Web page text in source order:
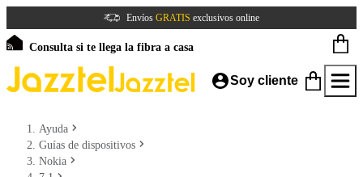
Envíos GRATIS exclusivos online
Consulta si te llega la fibra a casa
Soy cliente
Ayuda
Guías de dispositivos
Nokia